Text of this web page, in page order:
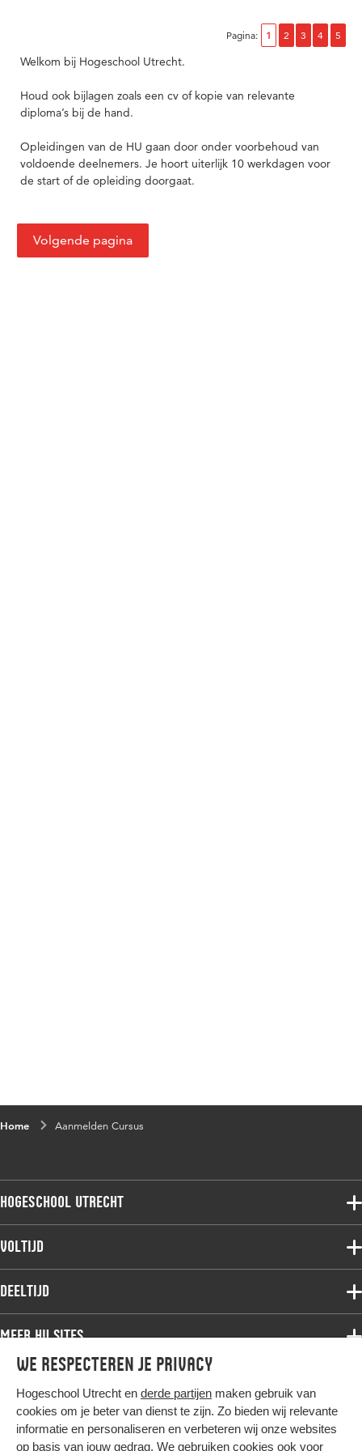
We respecteren je privacy
Hogeschool Utrecht en derde partijen maken gebruik van
cookies om je beter van dienst te zijn. Zo bieden wij relevante
informatie en personaliseren en verbeteren wij onze websites
op basis van jouw gedrag. We gebruiken cookies ook voor
Home Aanmelden Cursus
Hogeschool Utrecht
Voltijdopleidingen
Deeltijdopleidingen
Onderzoek
Werken bij de HU
Contact
Voltijd
Associate degree
Bachelor
Master
Studiekeuze voltijd
Deeltijd
Associate degree
Bachelor
Master
Post-master
Meer HU sites
HU International
HU Bibliotheek
HU Ontwikkelt
Hier komt alles samen